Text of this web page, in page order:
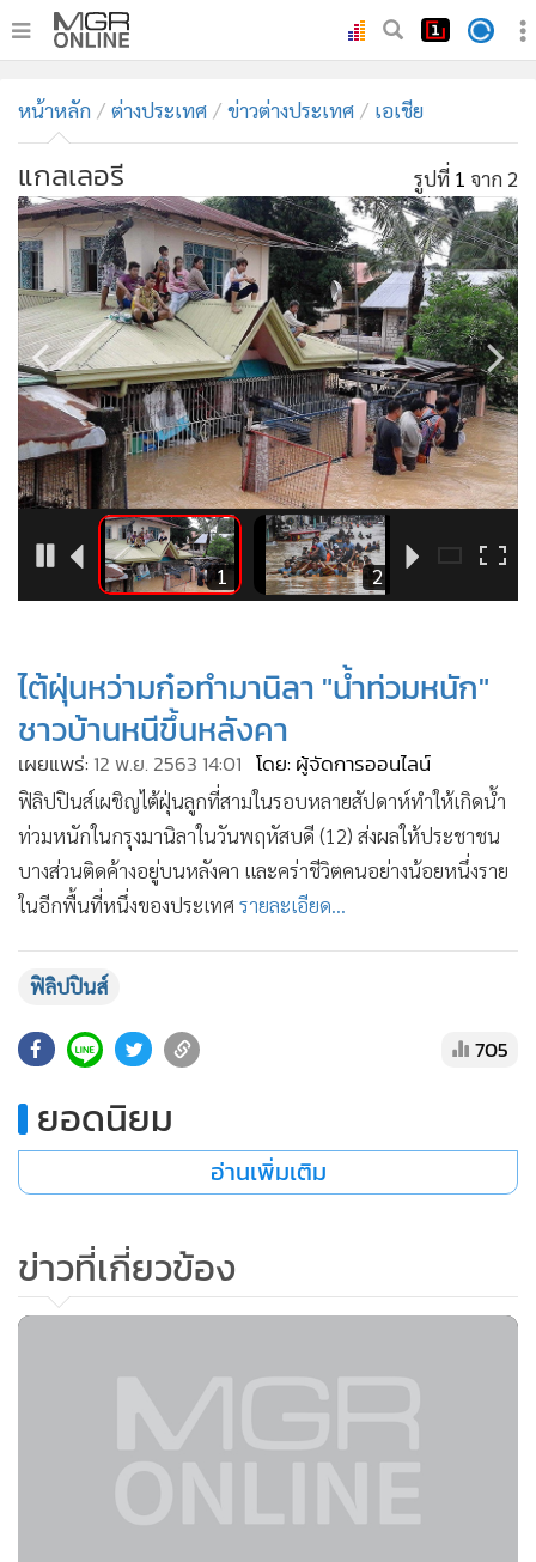
ทันเหตุการณ์
• ภาคใต้
• ภูมิภาค
• Online Section
• บันเทิง
• ผู้จัดการรายวัน
• คอลัมนิสต์
• ละคร
CbizReview
• Cyber BIZ
• ผู้จัดกวน
Good health & Well-being
Green Innovation & SD
• Infographic
• การเมือง
• ท่องเที่ยว
• กีฬา
• ต่างประเทศ
• Special Scoop
• เศรษฐกิจ-ธุรกิจ
• จีน
ชุมชน-คุณภาพชีวิต
• Motoring
• วิทยาศาสตร์
อินโดจีน
• กองทุนรวม
• Celeb Online
ไต้ฝุ่นหว่ามก๋อทำมานิลา "น้ำท่วมหนัก"
ชาวบ้านหนีขึ้นหลังคา
เผยแพร่: 12 พ.ย. 2563 14:01 โดย: ผู้จัดการออนไลน์
ฟิลิปปินส์เผชิญไต้ฝุ่นลูกที่สามในรอบหลายสัปดาห์ทำให้เกิดน้ำ
ท่วมหนักในกรุงมานิลาในวันพฤหัสบดี (12) ส่งผลให้ประชาชน
บางส่วนติดค้างอยู่บนหลังคา และคร่าชีวิตคนอย่างน้อยหนึ่งราย
ในอีกพื้นที่หนึ่งของประเทศ รายละเอียด...
ฟิลิปปินส์
705
ยอดนิยม
อ่านเพิ่มเติม
ข่าวที่เกี่ยวข้อง
หน้าหลัก ต่างประเทศ ข่าวต่างประเทศ เอเชีย
แกลเลอรี รูปที่ 1 จาก 2
1 2